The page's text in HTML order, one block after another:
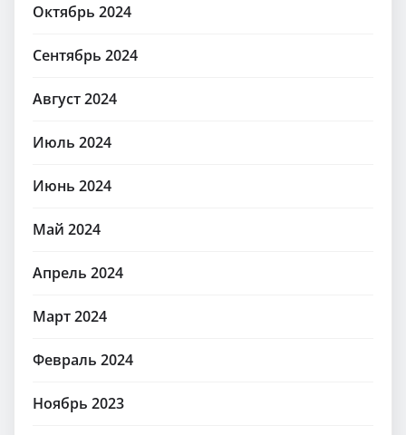
Октябрь 2024
Сентябрь 2024
Август 2024
Июль 2024
Июнь 2024
Май 2024
Апрель 2024
Март 2024
Февраль 2024
Ноябрь 2023